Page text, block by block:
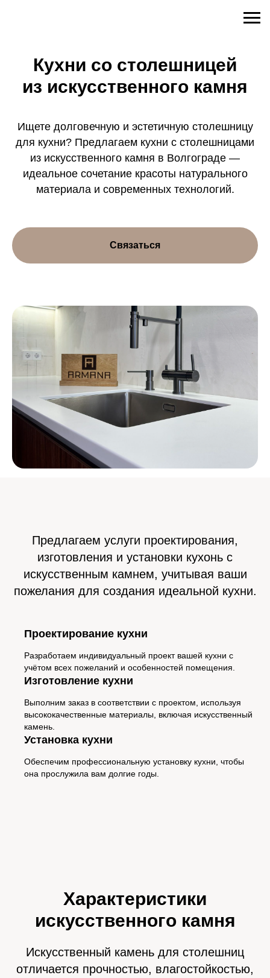
Кухни со столешницей
из искусственного камня
Ищете долговечную и эстетичную столешницу
для кухни? Предлагаем кухни с столешницами
из искусственного камня в Волгограде —
идеальное сочетание красоты натурального
материала и современных технологий.
Связаться
Предлагаем услуги проектирования,
изготовления и установки кухонь с
искусственным камнем, учитывая ваши
пожелания для создания идеальной кухни.
Проектирование кухни
Разработаем индивидуальный проект вашей кухни с
учётом всех пожеланий и особенностей помещения.
Изготовление кухни
Выполним заказ в соответствии с проектом, используя
высококачественные материалы, включая искусственный
камень.
Установка кухни
Обеспечим профессиональную установку кухни, чтобы
она прослужила вам долгие годы.
Характеристики
искусственного камня
Искусственный камень для столешниц
отличается прочностью, влагостойкостью,